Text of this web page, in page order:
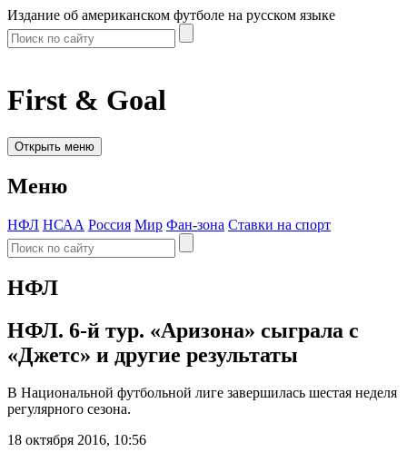
Издание об американском футболе на русском языке
First & Goal
Открыть меню
Меню
НФЛ НСАА Россия Мир Фан-зона Ставки на спорт
НФЛ
НФЛ. 6-й тур. «Аризона» сыграла с
«Джетс» и другие результаты
В Национальной футбольной лиге завершилась шестая неделя
регулярного сезона.
18 октября 2016, 10:56